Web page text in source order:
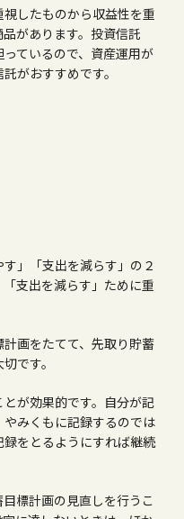
したものから収益性を重
があります。投資信託
ているので、資産運用が
がおすすめです。
」「支出を減らす」の２
支出を減らす」ために重
画をたてて、先取り貯蓄
です。
が効果的です。自分が記
みくもに記録するのでは
をとるようにすれば継続
標計画の見直しを行うこ